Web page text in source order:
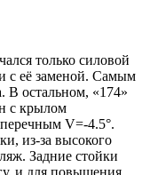
только силовой
с её заменой. Самым
В остальном, «174»
с крылом
V=-4.5°.
из-за высокого
Задние стойки